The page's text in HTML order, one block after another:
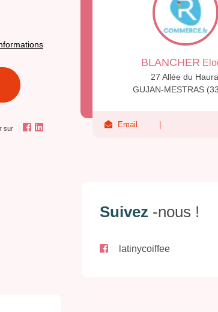
sur
BLANCHER
27 Allée du
GUJAN-MESTRAS
Email
Suivez -nous !
latinycoiffee